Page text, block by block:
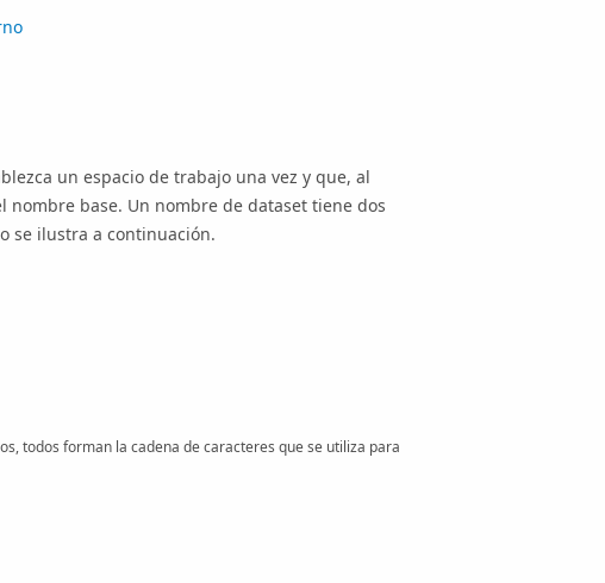
un espacio de trabajo una vez y que, al
base. Un nombre de dataset tiene dos
se ilustra a continuación.
todos forman la cadena de caracteres que se utiliza para